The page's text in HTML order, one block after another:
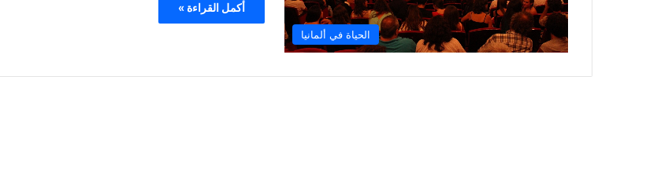
الحياة في ألمانيا
أكمل القراءة »